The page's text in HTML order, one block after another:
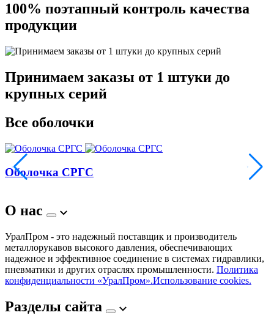
100% поэтапный контроль качества
продукции
Принимаем заказы от 1 штуки до
крупных серий
Все оболочки
Оболочка СРГС
О нас
УралПром - это надежный поставщик и производитель
металлорукавов высокого давления, обеспечивающих
надежное и эффективное соединение в системах гидравлики,
пневматики и других отраслях промышленности. Политика
конфиденциальности «УралПром».Использование cookies.
Разделы сайта